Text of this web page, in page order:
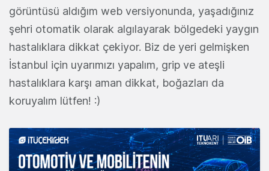
görüntüsü aldığım web versiyonunda, yaşadığınız
şehri otomatik olarak algılayarak bölgedeki yaygın
hastalıklara dikkat çekiyor. Biz de yeri gelmişken
İstanbul için uyarımızı yapalım, grip ve ateşli
hastalıklara karşı aman dikkat, boğazları da
koruyalım lütfen! :)